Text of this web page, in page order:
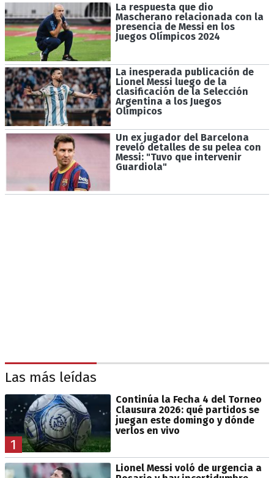
La respuesta que dio
Mascherano relacionada con la
presencia de Messi en los
Juegos Olímpicos 2024
La inesperada publicación de
Lionel Messi luego de la
clasificación de la Selección
Argentina a los Juegos
Olímpicos
Un ex jugador del Barcelona
reveló detalles de su pelea con
Messi: "Tuvo que intervenir
Guardiola"
Las más leídas
1
Continúa la Fecha 4 del Torneo
Clausura 2026: qué partidos se
juegan este domingo y dónde
verlos en vivo
Lionel Messi voló de urgencia a